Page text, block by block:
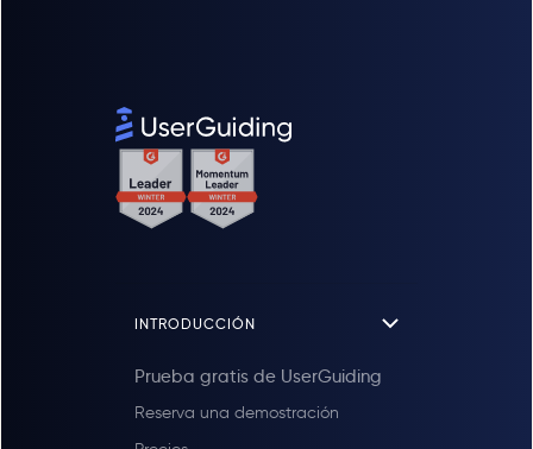
INTRODUCCIÓN
Prueba gratis de UserGuiding
Reserva una demostración